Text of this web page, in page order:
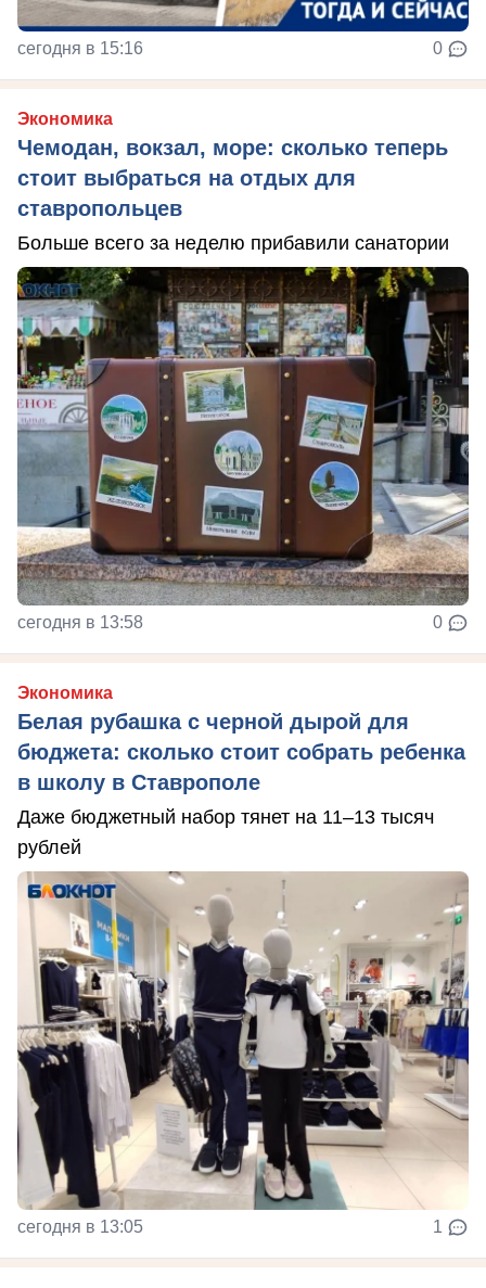
сегодня в 15:16 0
Экономика
Чемодан, вокзал, море: сколько теперь
стоит выбраться на отдых для
ставропольцев
Больше всего за неделю прибавили санатории
сегодня в 13:58 0
Экономика
Белая рубашка с черной дырой для
бюджета: сколько стоит собрать ребенка
в школу в Ставрополе
Даже бюджетный набор тянет на 11–13 тысяч
рублей
сегодня в 13:05 1